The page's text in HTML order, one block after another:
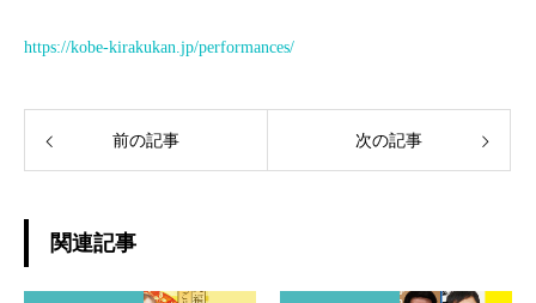
https://kobe-kirakukan.jp/performances/
前の記事 次の記事
関連記事